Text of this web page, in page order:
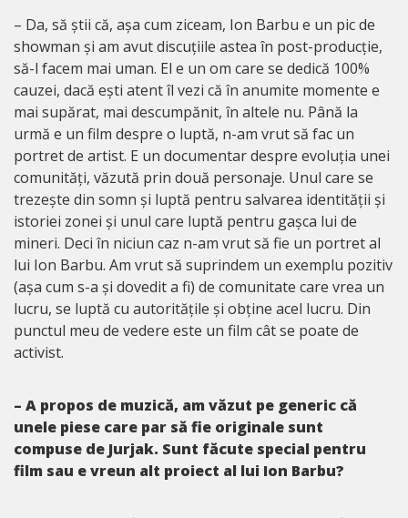
– Da, să știi că, așa cum ziceam, Ion Barbu e un pic de
showman și am avut discuțiile astea în post-producție,
să-l facem mai uman. El e un om care se dedică 100%
cauzei, dacă ești atent îl vezi că în anumite momente e
mai supărat, mai descumpănit, în altele nu. Până la
urmă e un film despre o luptă, n-am vrut să fac un
portret de artist. E un documentar despre evoluția unei
comunități, văzută prin două personaje. Unul care se
trezește din somn și luptă pentru salvarea identității și
istoriei zonei și unul care luptă pentru gașca lui de
mineri. Deci în niciun caz n-am vrut să fie un portret al
lui Ion Barbu. Am vrut să suprindem un exemplu pozitiv
(așa cum s-a și dovedit a fi) de comunitate care vrea un
lucru, se luptă cu autoritățile și obține acel lucru. Din
punctul meu de vedere este un film cât se poate de
activist.
– A propos de muzică, am văzut pe generic că
unele piese care par să fie originale sunt
compuse de Jurjak. Sunt făcute special pentru
film sau e vreun alt proiect al lui Ion Barbu?